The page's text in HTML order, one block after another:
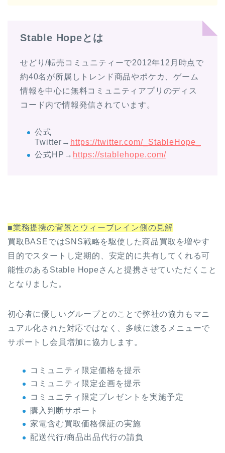
Stable Hopeとは
せどり/転売コミュニティーで2012年12月時点で
約40名が所属しトレンド商品やポケカ、ゲーム
情報を中心に無料コミュニティアプリのディス
コード内で情報発信されています。
公式
Twitter→ https://twitter.com/_StableHope_
公式HP→ https://stablehope.com/
■業務提携の背景とウィーブレイン側の見解
買取BASEではSNS戦略を駆使した商品買取を増やす
目的でスタートし定期的、安定的に共有してくれる可
能性のあるStable Hopeさんと提携させていただくこと
となりました。
初心者に優しいグループとのことで弊社の協力もマニ
ュアル化された対応ではなく、多岐に渡るメニューで
サポートし会員増加に協力します。
コミュニティ限定価格を提示
コミュニティ限定企画を提示
コミュニティ限定プレゼントを実施予定
購入判断サポート
家電含む買取価格保証の実施
配送代行/商品出品代行の請負